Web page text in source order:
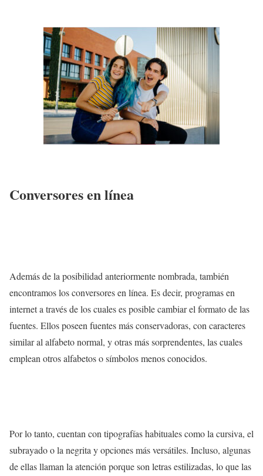
Conversores en línea
Además de la posibilidad anteriormente nombrada, también
encontramos los conversores en línea. Es decir, programas en
internet a través de los cuales es posible cambiar el formato de las
fuentes. Ellos poseen fuentes más conservadoras, con caracteres
similar al alfabeto normal, y otras más sorprendentes, las cuales
emplean otros alfabetos o símbolos menos conocidos.
Por lo tanto, cuentan con tipografías habituales como la cursiva, el
subrayado o la negrita y opciones más versátiles. Incluso, algunas
de ellas llaman la atención porque son letras estilizadas, lo que las